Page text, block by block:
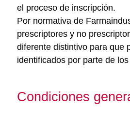
el proceso de inscripción.
Por normativa de
prescriptores y no
diferente distintivo para que
identificados por parte de
Condiciones